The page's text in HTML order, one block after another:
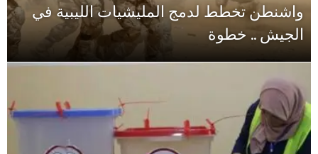
واشنطن تخطط لدمج المليشيات الليبية في
الجيش .. خطوة